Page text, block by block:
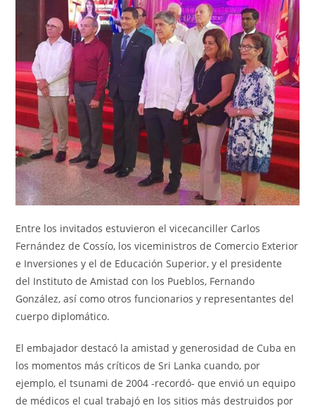
Entre los invitados estuvieron el vicecanciller Carlos
Fernández de Cossío, los viceministros de Comercio Exterior
e Inversiones y el de Educación Superior, y el presidente
del Instituto de Amistad con los Pueblos, Fernando
González, así como otros funcionarios y representantes del
cuerpo diplomático.
El embajador destacó la amistad y generosidad de Cuba en
los momentos más críticos de Sri Lanka cuando, por
ejemplo, el tsunami de 2004 -recordó- que envió un equipo
de médicos el cual trabajó en los sitios más destruidos por